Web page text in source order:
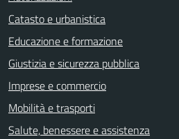
Catasto e urbanistica
Educazione e formazione
Giustizia e sicurezza pubblica
Imprese e commercio
Mobilità e trasporti
Salute, benessere e assistenza